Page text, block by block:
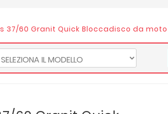
37/60 Granit Quick Bloccadisco da moto